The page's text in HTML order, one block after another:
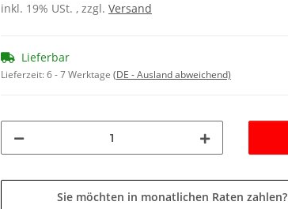
inkl. 19% USt. , zzgl. Versand
Lieferbar
Lieferzeit:6 - 7 Werktage (DE - Ausland abweichend)
Sie möchten in monatlichen Raten zahlen?